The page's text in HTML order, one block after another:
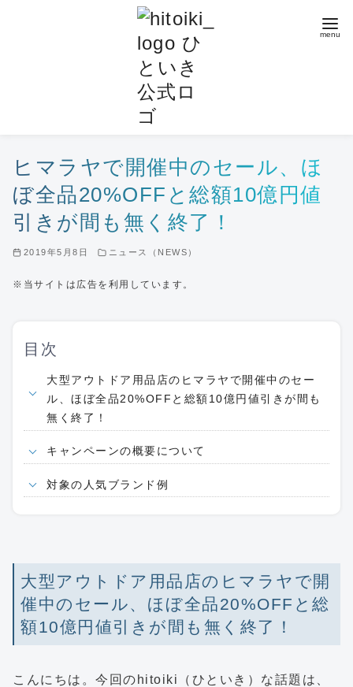
ヒマラヤで開催中のセール、ほ
ぼ全品20%OFFと総額10億円値
引きが間も無く終了！
2019年5月8日 ニュース（NEWS）
※当サイトは広告を利用しています。
目次
大型アウトドア用品店のヒマラヤで開催中のセー
ル、ほぼ全品20%OFFと総額10億円値引きが間も
無く終了！
キャンペーンの概要について
対象の人気ブランド例
大型アウトドア用品店のヒマラヤで開
催中のセール、ほぼ全品20%OFFと総
額10億円値引きが間も無く終了！
こんにちは。今回のhitoiki（ひといき）な話題は、